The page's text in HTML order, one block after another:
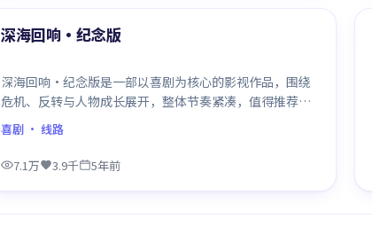
最新
深海回响·纪念版
深海回响·纪念版是一部以喜剧为核心的影视作品，围绕
危机、反转与人物成长展开，整体节奏紧凑，值得推荐观
看。
喜剧 · 线路
7.1万 3.9千 5年前